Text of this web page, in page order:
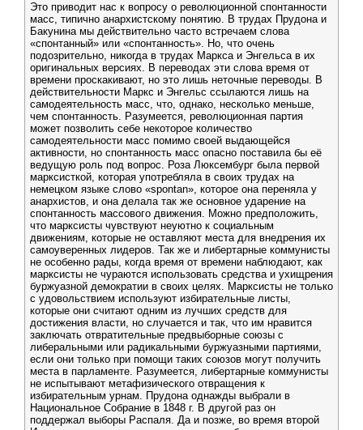
Это приводит нас к вопросу о революционной спонтанности
масс, типично анархистскому понятию. В трудах Прудона и
Бакунина мы действительно часто встречаем слова
«спонтанный» или «спонтанность». Но, что очень
подозрительно, никогда в трудах Маркса и Энгельса в их
оригинальных версиях. В переводах эти слова время от
времени проскакивают, но это лишь неточные переводы. В
действительности Маркс и Энгельс ссылаются лишь на
самодеятельность масс, что, однако, несколько меньше,
чем спонтанность. Разумеется, революционная партия
может позволить себе некоторое количество
самодеятельности масс помимо своей выдающейся
активности, но спонтанность масс опасно поставила бы её
ведущую роль под вопрос. Роза Люксембург была первой
марксисткой, которая употребляла в своих трудах на
немецком языке слово «spontan», которое она переняла у
анархистов, и она делала так же основное ударение на
спонтанность массового движения. Можно предположить,
что марксисты чувствуют неуютно к социальным
движениям, которые не оставляют места для внедрения их
самоуверенных лидеров. Так же и либертарные коммунисты
не особенно рады, когда время от времени наблюдают, как
марксисты не чураются использовать средства и ухищрения
буржуазной демократии в своих целях. Марксисты не только
с удовольствием используют избирательные листы,
которые они считают одним из лучших средств для
достижения власти, но случается и так, что им нравится
заключать отвратительные предвыборные союзы с
либеральными или радикальными буржуазными партиями,
если они только при помощи таких союзов могут получить
места в парламенте. Разумеется, либертарные коммунисты
не испытывают метафизического отвращения к
избирательным урнам. Прудона однажды выбрали в
Национальное Собрание в 1848 г. В другой раз он
поддержал выборы Распаля. Да и позже, во время второй